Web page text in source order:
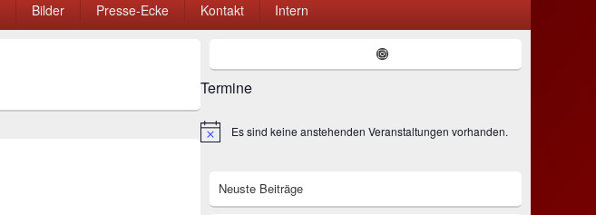
Bilder Presse-Ecke Kontakt Intern
Widgetbereich
Instagram
Termine
HinweisEs sind keine anstehenden Veranstaltungen vorhanden.
Neuste Beiträge